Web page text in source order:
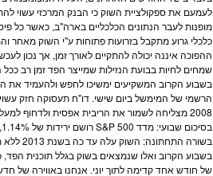
לעמעם את ספקולציית השוק כי הבנק המרכזי עשוי
מופנות לעבר הנתונים הכלכליים בארה"ב, כאשר כל
כלכלי גרוע מתקבל בזרועות פתוחות ע"י השוק מאחר
ההפוכה איננה יכולה להתקיים לאורך זמן, אך נכון
שמחים לחיות בבועת הנזילות שמייצר הפד זמן רב
בשבוע הקרוב המשקיעים ימשיכו לחפש ולהעמיד את
הרשמי של המימשל ביום שישי. דו"ח תעסוקה חזק
2008 מצליחה לשמור את ה
ריבית אפסית ולדחוף
בסיכום שבועי: מדד S&P 500רושם ירידות של 1.14%, מדד ה
בשורה
בשבוע הקרוב ואלו שנמצאים בשוק בגלל תוכנית
של חודש אחד קדימה לתוך יוני. אנחנו באווירה של